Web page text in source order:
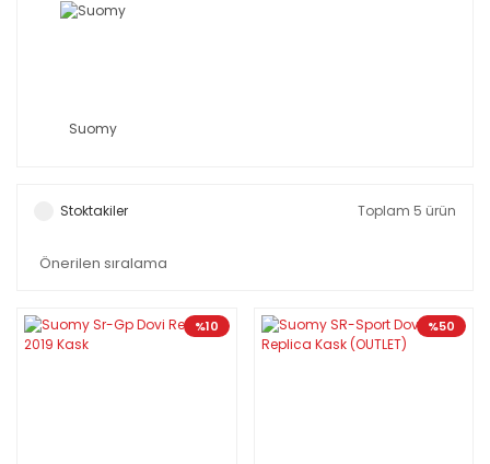
Suomy
Stoktakiler Toplam 5 ürün
%10 %50